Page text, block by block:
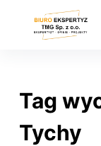
Tag
Tychy